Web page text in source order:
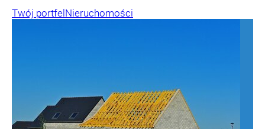
Twój portfelNieruchomości